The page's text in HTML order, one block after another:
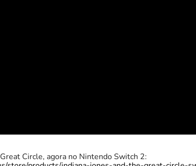
Circle, agora no Nintendo Switch 2: